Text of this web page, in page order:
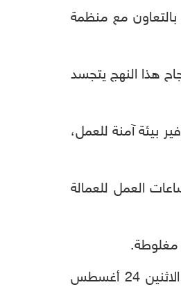
بالتعاون مع منظمة
هذا النهج يتجسد
بيئة آمنة للعمل،
العمل للعمالة
والأسبوع الماضي، انتقدت قطر بشدة منظمة "هيومن رايتس ووتش" لـ"تعمدها تضليل الرأي العام في تقريرها الصادر يوم الاثنين 24 أغسطس